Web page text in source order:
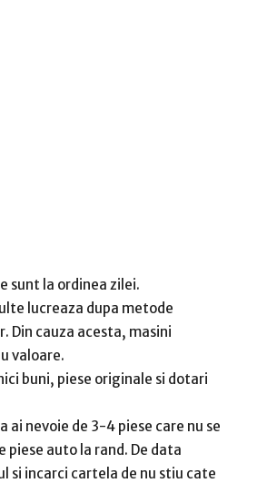
sunt la ordinea zilei.
lucreaza dupa metode
Din cauza acesta, masini
valoare.
buni, piese originale si dotari
ai nevoie de 3-4 piese care nu se
piese auto la rand. De data
si incarci cartela de nu stiu cate